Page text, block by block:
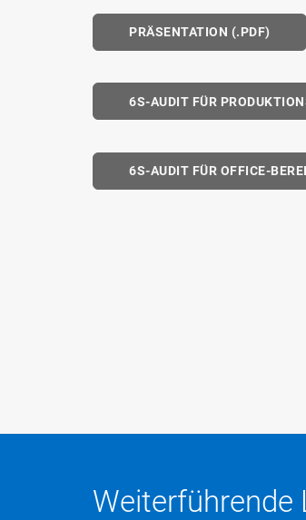
PRÄSENTATION (.PDF)
6S-AUDIT FÜR
6S-AUDIT FÜR OFFICE-
Weiterführende